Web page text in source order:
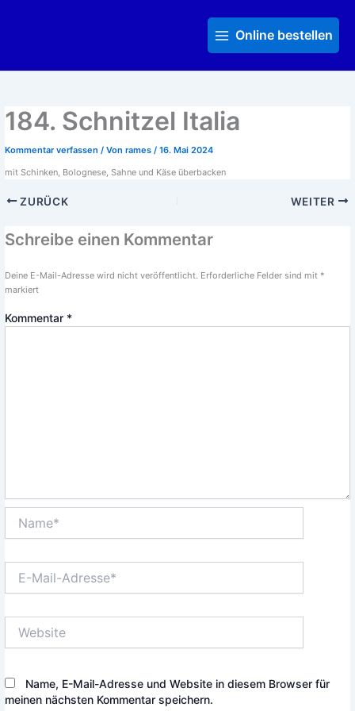
MenuOnline bestellen
184. Schnitzel Italia
Kommentar verfassen / Von rames / 16. Mai 2024
mit Schinken, Bolognese, Sahne und Käse überbacken
ZURÜCK WEITER
Schreibe einen Kommentar
Deine E-Mail-Adresse wird nicht veröffentlicht. Erforderliche Felder sind mit *
markiert
Kommentar *
Mail-
Name, E-Mail-Adresse und Website in diesem Browser für
meinen nächsten Kommentar speichern.